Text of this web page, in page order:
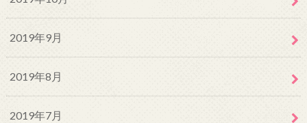
2019年9月
2019年8月
2019年7月